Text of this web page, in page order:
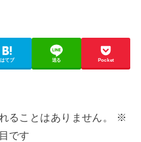
はてブ 送る Pocket
ることはありません。
※
です